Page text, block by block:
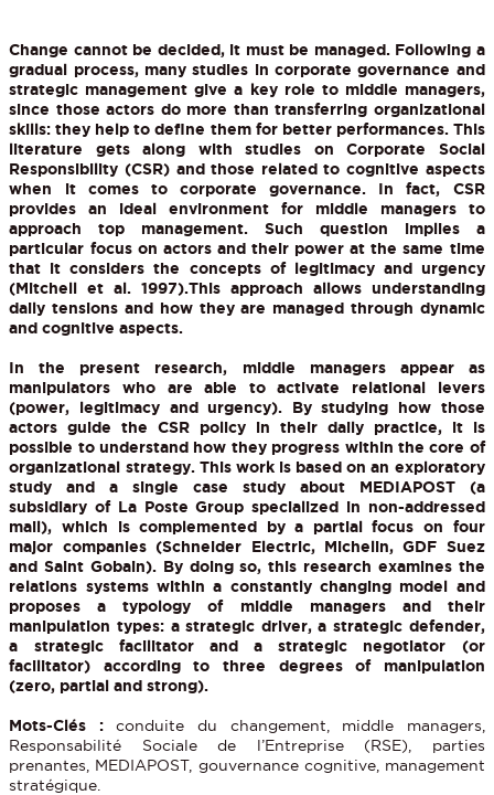
Change cannot be decided, it must be managed. Following a
gradual process, many studies in corporate governance and
strategic management give a key role to middle managers,
since those actors do more than transferring organizational
skills: they help to define them for better performances. This
literature gets along with studies on Corporate Social
Responsibility (CSR) and those related to cognitive aspects
when it comes to corporate governance. In fact, CSR
provides an ideal environment for middle managers to
approach top management. Such question implies a
particular focus on actors and their power at the same time
that it considers the concepts of legitimacy and urgency
(Mitchell et al. 1997).This approach allows understanding
daily tensions and how they are managed through dynamic
and cognitive aspects.
In the present research, middle managers appear as
manipulators who are able to activate relational levers
(power, legitimacy and urgency). By studying how those
actors guide the CSR policy in their daily practice, it is
possible to understand how they progress within the core of
organizational strategy. This work is based on an exploratory
study and a single case study about MEDIAPOST (a
subsidiary of La Poste Group specialized in non-addressed
mail), which is complemented by a partial focus on four
major companies (Schneider Electric, Michelin, GDF Suez
and Saint Gobain). By doing so, this research examines the
relations systems within a constantly changing model and
proposes a typology of middle managers and their
manipulation types: a strategic driver, a strategic defender,
a strategic facilitator and a strategic negotiator (or
facilitator) according to three degrees of manipulation
(zero, partial and strong).
Mots-Clés :
conduite du changement, middle managers,
Responsabilité Sociale de l’Entreprise (RSE), parties
prenantes, MEDIAPOST, gouvernance cognitive, management
stratégique.